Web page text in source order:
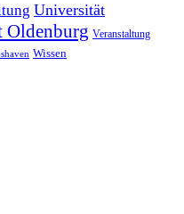
Universität
Oldenburg Veranstaltung
Wissen